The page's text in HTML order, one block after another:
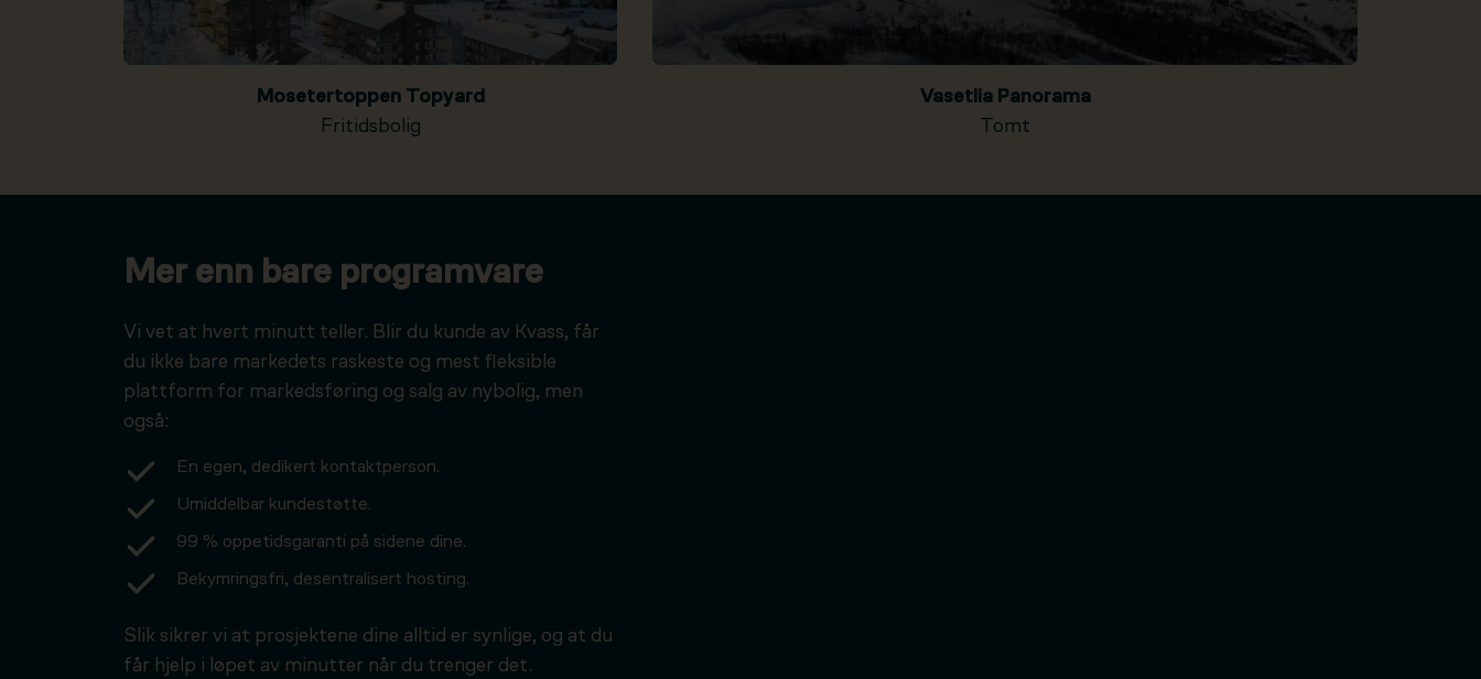
Mosetertoppen Topyard
Fritidsbolig
Vasetlia Panorama
Tomt
Mer enn bare programvare
Vi vet at hvert minutt teller. Blir du kunde av Kvass, får
du ikke bare markedets raskeste og mest fleksible
plattform for markedsføring og salg av nybolig, men
også:
En egen, dedikert kontaktperson.
Umiddelbar kundestøtte.
99 % oppetidsgaranti på sidene dine.
Bekymringsfri, desentralisert hosting.
Slik sikrer vi at prosjektene dine alltid er synlige, og at du
får hjelp i løpet av minutter når du trenger det.